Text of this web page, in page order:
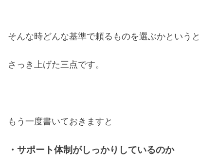
そんな時どんな基準で頼るものを選ぶかというと
さっき上げた三点です。
もう一度書いておきますと
・サポート体制がしっかりしているのか